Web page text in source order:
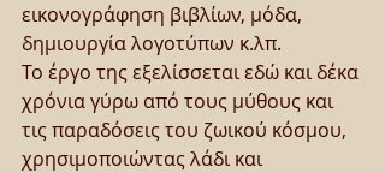
εικονογράφηση βιβλίων, μόδα,
δημιουργία λογοτύπων κ.λπ.
Το έργο της εξελίσσεται εδώ και δέκα
χρόνια γύρω από τους μύθους και
τις παραδόσεις του ζωικού κόσμου,
χρησιμοποιώντας λάδι και